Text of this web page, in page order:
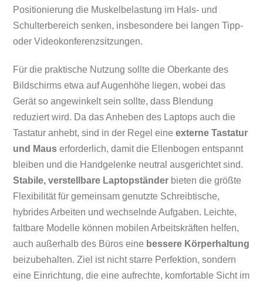
Positionierung die Muskelbelastung im Hals- und
Schulterbereich senken, insbesondere bei langen Tipp-
oder Videokonferenzsitzungen.
Für die praktische Nutzung sollte die Oberkante des
Bildschirms etwa auf Augenhöhe liegen, wobei das
Gerät so angewinkelt sein sollte, dass Blendung
reduziert wird. Da das Anheben des Laptops auch die
Tastatur anhebt, sind in der Regel eineexterne Tastatur
und Maus erforderlich, damit die Ellenbogen entspannt
bleiben und die Handgelenke neutral ausgerichtet sind.
Stabile, verstellbare Laptopständer bieten die größte
Flexibilität für gemeinsam genutzte Schreibtische,
hybrides Arbeiten und wechselnde Aufgaben. Leichte,
faltbare Modelle können mobilen Arbeitskräften helfen,
auch außerhalb des Büros eine bessere Körperhaltung
beizubehalten. Ziel ist nicht starre Perfektion, sondern
eine Einrichtung, die eine aufrechte, komfortable Sicht im